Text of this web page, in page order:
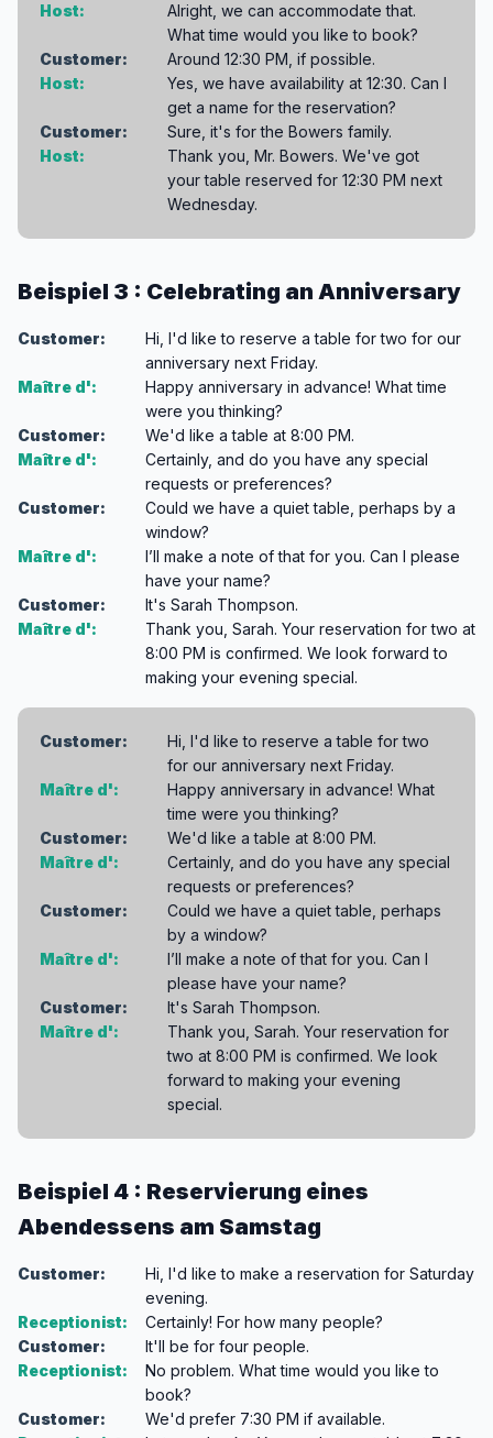
Host:
Alright, we can accommodate that.
What time would you like to book?
Customer:
Around 12:30 PM, if possible.
Host:
Yes, we have availability at 12:30. Can I
get a name for the reservation?
Customer:
Sure, it's for the Bowers family.
Host:
Thank you, Mr. Bowers. We've got
your table reserved for 12:30 PM next
Wednesday.
Beispiel 3 : Celebrating an Anniversary
Customer:
Hi, I'd like to reserve a table for two for our
anniversary next Friday.
Maître d':
Happy anniversary in advance! What time
were you thinking?
Customer:
We'd like a table at 8:00 PM.
Maître d':
Certainly, and do you have any special
requests or preferences?
Customer:
Could we have a quiet table, perhaps by a
window?
Maître d':
I’ll make a note of that for you. Can I please
have your name?
Customer:
It's Sarah Thompson.
Maître d':
Thank you, Sarah. Your reservation for two at
8:00 PM is confirmed. We look forward to
making your evening special.
Customer:
Hi, I'd like to reserve a table for two
for our anniversary next Friday.
Maître d':
Happy anniversary in advance! What
time were you thinking?
Customer:
We'd like a table at 8:00 PM.
Maître d':
Certainly, and do you have any special
requests or preferences?
Customer:
Could we have a quiet table, perhaps
by a window?
Maître d':
I’ll make a note of that for you. Can I
please have your name?
Customer:
It's Sarah Thompson.
Maître d':
Thank you, Sarah. Your reservation for
two at 8:00 PM is confirmed. We look
forward to making your evening
special.
Beispiel 4 : Reservierung eines
Abendessens am Samstag
Customer:
Hi, I'd like to make a reservation for Saturday
evening.
Receptionist:
Certainly! For how many people?
Customer:
It'll be for four people.
Receptionist:
No problem. What time would you like to
book?
Customer:
We'd prefer 7:30 PM if available.